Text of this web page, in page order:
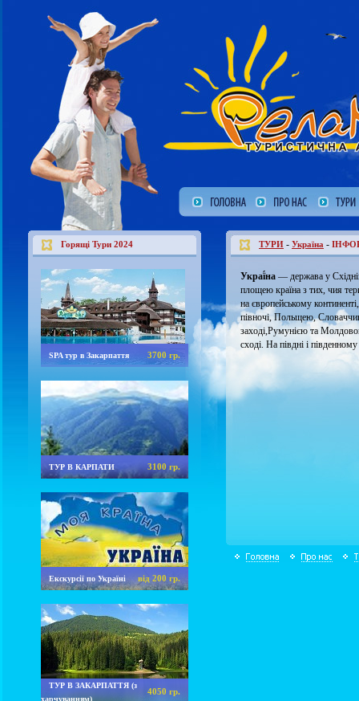
Горящі Тури 2024
SPA тур в Закарпаття 3700 гр.
ТУР В КАРПАТИ 3100 гр.
Екскурсії по Україні від 200 гр.
ТУР В ЗАКАРПАТТЯ (з
харчуванням)
4050 гр.
ТУРИ - Україна -
Украї́на — державау
площею країна з тих, чия
наєвропейському
півночі, Польщею,
заході,Румунієюта
сході. На півдні і